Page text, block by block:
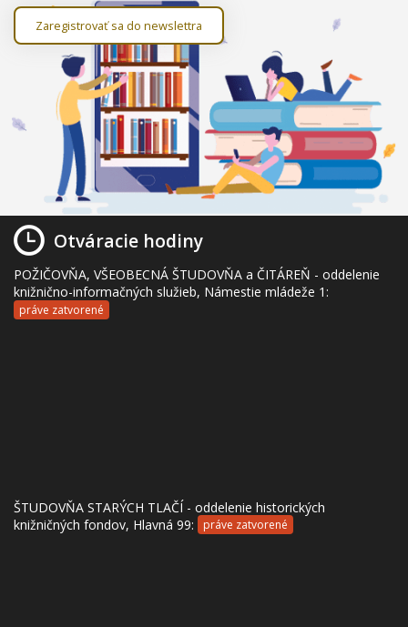
Zaregistrovať sa do newslettra
Otváracie hodiny
POŽIČOVŇA, VŠEOBECNÁ ŠTUDOVŇA a ČITÁREŇ - oddelenie
knižnično-informačných služieb, Námestie mládeže 1:
práve zatvorené
ŠTUDOVŇA STARÝCH TLAČÍ - oddelenie historických
knižničných fondov, Hlavná 99:
práve zatvorené